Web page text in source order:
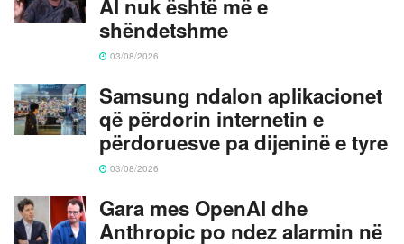
AI nuk është më e
shëndetshme
03/08/2026
Samsung ndalon aplikacionet
që përdorin internetin e
përdoruesve pa dijeninë e tyre
03/08/2026
Gara mes OpenAI dhe
Anthropic po ndez alarmin në